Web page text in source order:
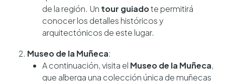
de la región. Un tour guiadote permitirá
conocer los detalles históricos y
arquitectónicos de este lugar.
Museo de la Muñeca:
A continuación, visita el Museo de la Muñeca,
que alberga una colección única de muñecas